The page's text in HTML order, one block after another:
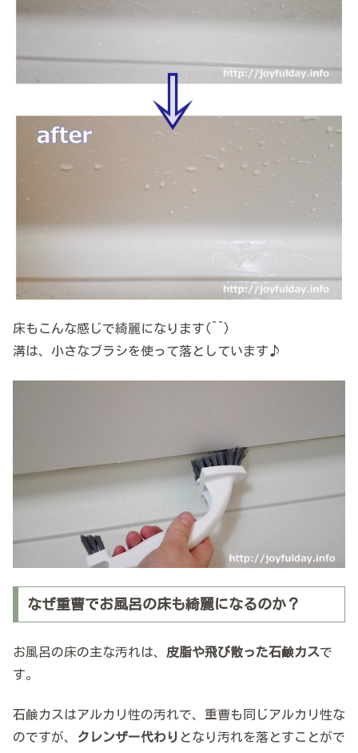
床もこんな感じで綺麗になります(^^)
溝は、小さなブラシを使って落としています♪
なぜ重曹でお風呂の床も綺麗になるのか？
お風呂の床の主な汚れは、 皮脂や飛び散った石鹸カスで
す。
石鹸カスはアルカリ性の汚れで、重曹も同じアルカリ性な
のですが、
クレンザー代わり となり汚れを落とすことがで